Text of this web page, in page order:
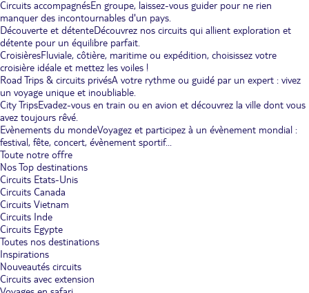
Circuits accompagnésEn groupe, laissez-vous guider pour ne rien
manquer des incontournables d'un pays.
Découverte et détenteDécouvrez nos circuits qui allient exploration et
détente pour un équilibre parfait.
CroisièresFluviale, côtière, maritime ou expédition, choisissez votre
croisière idéale et mettez les voiles !
Road Trips & circuits privésA votre rythme ou guidé par un expert : vivez
un voyage unique et inoubliable.
City TripsEvadez-vous en train ou en avion et découvrez la ville dont vous
avez toujours rêvé.
Evènements du mondeVoyagez et participez à un évènement mondial :
festival, fête, concert, évènement sportif...
Toute notre offre
Nos Top destinations
Circuits Etats-Unis
Circuits Canada
Circuits Vietnam
Circuits Inde
Circuits Egypte
Toutes nos destinations
Inspirations
Nouveautés circuits
Circuits avec extension